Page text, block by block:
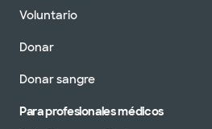
Voluntario
Donar
Donar sangre
Para profesionales médicos